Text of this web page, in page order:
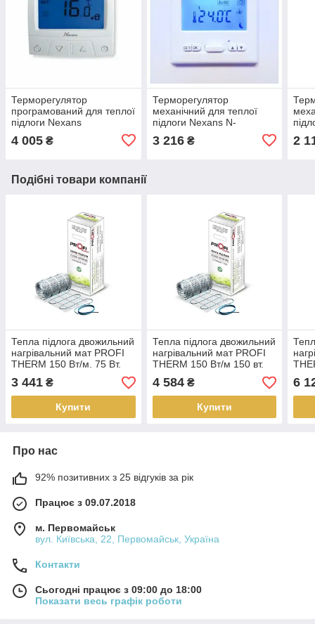
Терморегулятор
програмований для теплої
підлоги Nexans
4 005 ₴
Терморегулятор
механічний для теплої
підлоги Nexans N-
3 216₴ 2
Подібні товари компанії
Тепла підлога двожильний
нагрівальний мат PROFI
THERM 150 Вт/м. 75 Вт.
0.5 м.кв.
3 441 ₴
Купити
Тепла підлога двожильний
нагрівальний мат PROFI
THERM 150 Вт/м 150 вт.
1.0 м.кв.
4 584₴
Купити
2.0
6
Про нас
92% позитивних з 25 відгуків за рік
Працює з 09.07.2018
м. Первомайськ
вул. Київська, 22, Первомайськ, Україна
Контакти
Сьогодні працює з 09:00 до 18:00
Показати весь графік роботи